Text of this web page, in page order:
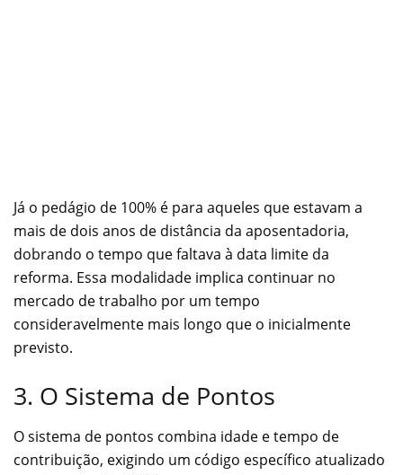
Já o pedágio de 100% é para aqueles que estavam a
mais de dois anos de distância da aposentadoria,
dobrando o tempo que faltava à data limite da
reforma. Essa modalidade implica continuar no
mercado de trabalho por um tempo
consideravelmente mais longo que o inicialmente
previsto.
3. O Sistema de Pontos
O sistema de pontos combina idade e tempo de
contribuição, exigindo um código específico atualizado